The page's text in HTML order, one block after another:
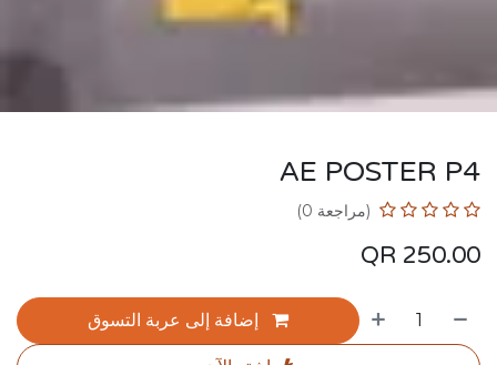
AE POSTER P4
(مراجعة 0)
250.00
إضافة إلى عربة التسوق